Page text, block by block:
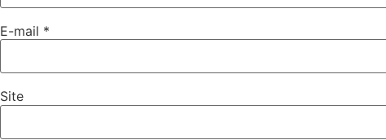
E-mail *
Site